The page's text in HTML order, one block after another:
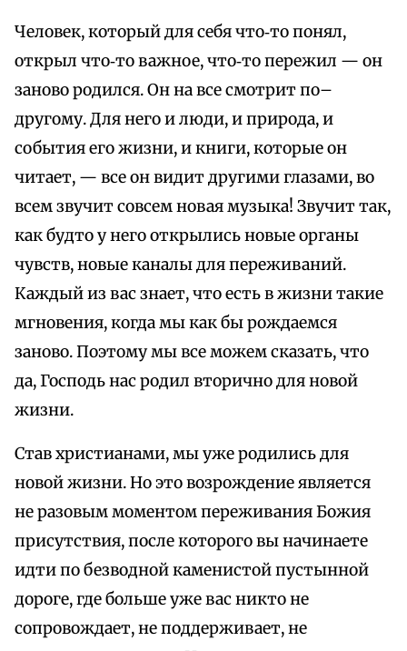
Человек, который для себя что‑то понял,
открыл что‑то важное, что‑то пережил — он
заново родился. Он на все смотрит по–
другому. Для него и люди, и природа, и
события его жизни, и книги, которые он
читает, — все он видит другими глазами, во
всем звучит совсем новая музыка! Звучит так,
как будто у него открылись новые органы
чувств, новые каналы для переживаний.
Каждый из вас знает, что есть в жизни такие
мгновения, когда мы как бы рождаемся
заново. Поэтому мы все можем сказать, что
да, Господь нас родил вторично для новой
жизни.
Став христианами, мы уже родились для
новой жизни. Но это возрождение является
не разовым моментом переживания Божия
присутствия, после которого вы начинаете
идти по безводной каменистой пустынной
дороге, где больше уже вас никто не
сопровождает, не поддерживает, не